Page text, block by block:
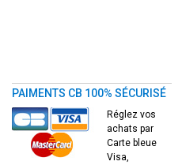
PAIMENTS CB 100% SÉCURISÉ
Réglez vos
achats par
Carte bleue
Visa,